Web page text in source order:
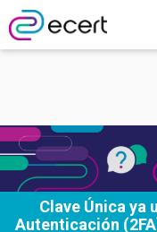
Clave Única ya
Autenticación